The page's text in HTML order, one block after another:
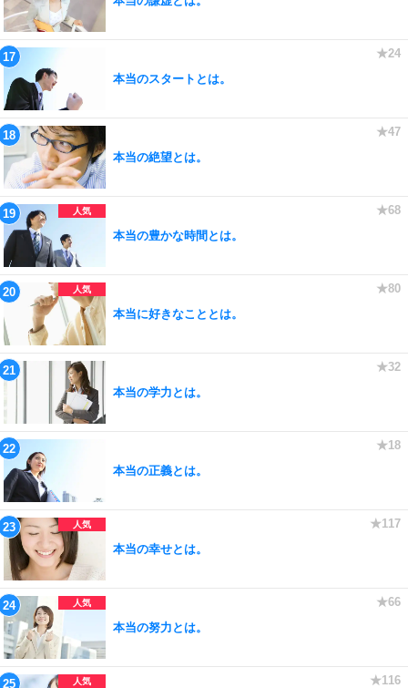
本当のスタートとは。
本当の絶望とは。
本当の豊かな時間とは。
本当に好きなこととは。
本当の学力とは。
本当の正義とは。
本当の幸せとは。
本当の努力とは。